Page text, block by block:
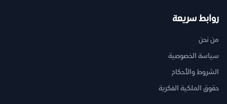
روابط سريعة
من نحن
سياسة الخصوصية
الشروط والأحكام
حقوق الملكية الفكرية